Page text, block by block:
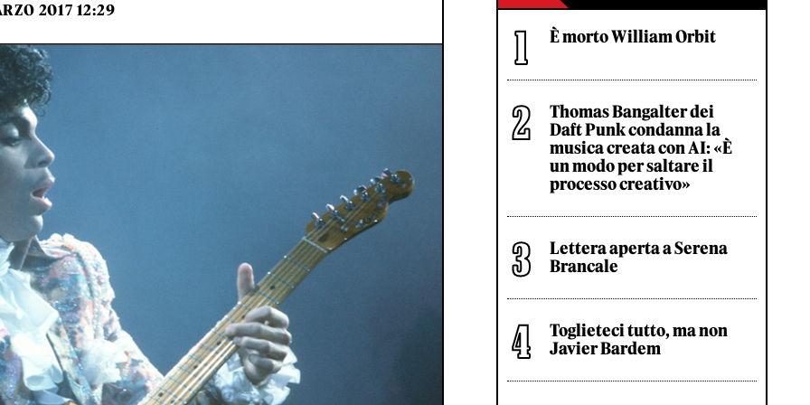
2017 12:29
È morto William Orbit
Thomas Bangalter dei
Daft Punk condanna la
musica creata con AI: «È
un modo per saltare il
processo creativo»
Lettera aperta a Serena
Brancale
Toglieteci tutto, ma non
Javier Bardem